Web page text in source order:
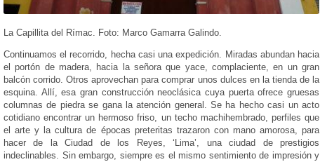
La Capillita del Rímac. Foto: Marco Gamarra Galindo.
Continuamos el recorrido, hecha casi una expedición. Miradas abundan hacia
el portón de madera, hacia la señora que yace, complaciente, en un gran
balcón corrido. Otros aprovechan para comprar unos dulces en la tienda de la
esquina. Allí, esa gran construcción neoclásica cuya puerta ofrece gruesas
columnas de piedra se gana la atención general. Se ha hecho casi un acto
cotidiano encontrar un hermoso friso, un techo machihembrado, perfiles que
el arte y la cultura de épocas preteritas trazaron con mano amorosa, para
hacer de la Ciudad de los Reyes, ‘Lima’, una ciudad de prestigios
indeclinables. Sin embargo, siempre es el mismo sentimiento de impresión y